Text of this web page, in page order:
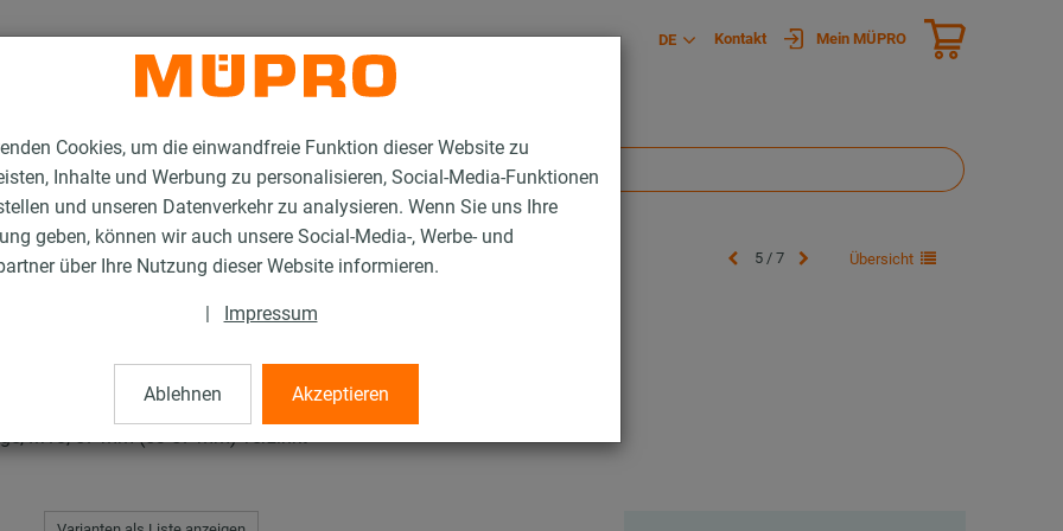
Cookies, um die einwandfreie Funktion dieser Website zu
Inhalte und Werbung zu personalisieren, Social-Media-Funktionen
und unseren Datenverkehr zu analysieren. Wenn Sie uns Ihre
geben, können wir auch unsere Social-Media-, Werbe- und
über Ihre Nutzung dieser Website informieren.
| Impressum
Ablehnen Akzeptieren
DE Kontakt Mein MÜPRO
für die Sprinklerbefestigung Schraubrohrschellen, schwere Ausführung 5 / 7 Übersicht
schwere Ausführung
M10, 57 mm (53-57 mm) verzinkt